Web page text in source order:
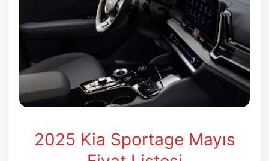
2025 Kia Sportage Mayıs